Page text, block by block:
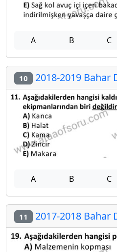
A B C
10 2018-2019 Bahar
A B C
11 2017-2018 Bahar